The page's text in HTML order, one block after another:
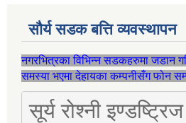
सौर्य सडक बत्ति व्यवस्थापन
नगरभित्रका विभिन्न सडकहरुमा जडान
समस्या भएमा देहायका कम्पनीसँग फोन
सूर्य रोश्नी